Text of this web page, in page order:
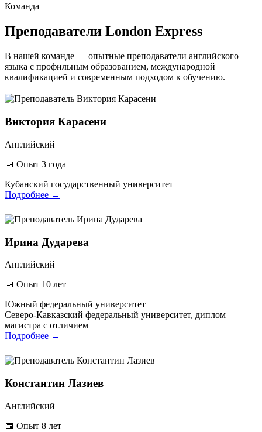
Команда
Преподаватели London Express
В нашей команде — опытные преподаватели английского
языка с профильным образованием, международной
квалификацией и современным подходом к обучению.
Виктория Карасени
Английский
📅 Опыт 3 года
Кубанский государственный университет
Подробнее →
Ирина Дударева
Английский
📅 Опыт 10 лет
Южный федеральный университет
Северо-Кавказский федеральный университет, диплом
магистра с отличием
Подробнее →
Константин Лазиев
Английский
📅 Опыт 8 лет